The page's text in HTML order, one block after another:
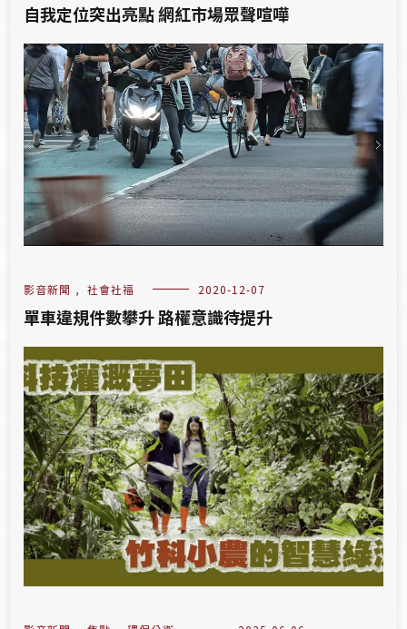
自我定位突出亮點 網紅市場眾聲喧嘩
影音新聞 , 社會社福 2020-12-07
單車違規件數攀升 路權意識待提升